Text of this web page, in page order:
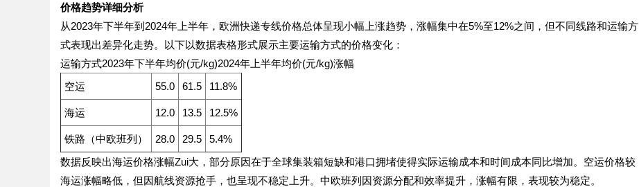
价格趋势详细分析
从2023年下半年到2024年上半年，欧洲快递专线价格总体呈现小幅上涨趋势，涨幅集中在5%至12%之间，但不同线路和运输方
式表现出差异化走势。以下以数据表格形式展示主要运输方式的价格变化：
运输方式2023年下半年均价(元/kg)2024年上半年均价(元/kg)涨幅
空运
55.0 61.5 11.8%
海运 12.0 13.5 12.5%
铁路（中欧班列） 28.0 29.5
5.4%
数据反映出海运价格涨幅Zui大，部分原因在于全球集装箱短缺和港口拥堵使得实际运输成本和时间成本同比增加。空运价格较
海运涨幅略低，但因航线资源抢手，也呈现不稳定上升。中欧班列因资源分配和效率提升，涨幅有限，表现较为稳定。